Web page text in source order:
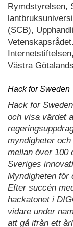
Rymdstyrelsen,
(SCB),
Västra
Hack for Sweden
Hack for
och visa värdet
myndigheter
mellan över 100
Sveriges
Myndigheten för
Efter succén
hackatonet i
vidare under
att gå ifrån ett